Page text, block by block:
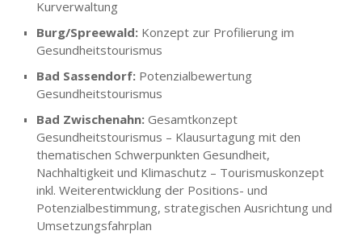
Kurverwaltung
Burg/Spreewald: Konzept zur Profilierung im
Gesundheitstourismus
Bad Sassendorf: Potenzialbewertung
Gesundheitstourismus
Bad Zwischenahn: Gesamtkonzept
Gesundheitstourismus – Klausurtagung mit den
thematischen Schwerpunkten Gesundheit,
Nachhaltigkeit und Klimaschutz – Tourismuskonzept
inkl. Weiterentwicklung der Positions- und
Potenzialbestimmung, strategischen Ausrichtung und
Umsetzungsfahrplan